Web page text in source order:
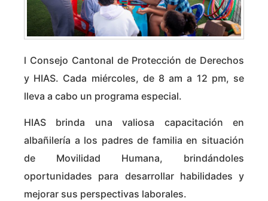
l Consejo Cantonal de Protección de Derechos
y HIAS. Cada miércoles, de 8 am a 12 pm, se
lleva a cabo un programa especial.
HIAS brinda una valiosa capacitación en
albañilería a los padres de familia en situación
de Movilidad Humana, brindándoles
oportunidades para desarrollar habilidades y
mejorar sus perspectivas laborales.